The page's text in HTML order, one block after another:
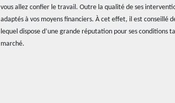
vous allez confier le travail. Outre la qualité de ses
adaptés à vos moyens financiers. À cet effet, il est conseillé
lequel dispose d’une grande réputation pour ses conditions
marché.